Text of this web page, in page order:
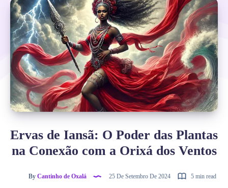
Ervas de Iansã: O Poder das Plantas
na Conexão com a Orixá dos Ventos
By Cantinho de Oxalá 25 De Setembro De 2024 5 min read